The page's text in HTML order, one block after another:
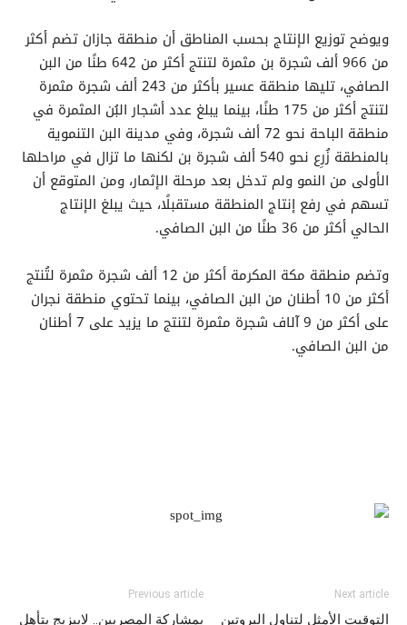
ويوضح توزيع الإنتاج بحسب المناطق أن منطقة جازان تضم أكثر
من 966 ألف شجرة بن مثمرة لتنتج أكثر من 642 طنًا من البن
الصافي، تليها منطقة عسير بأكثر من 243 ألف شجرة مثمرة
لتنتج أكثر من 175 طنًا، بينما يبلغ عدد أشجار البُن المثمرة في
منطقة الباحة نحو 72 ألف شجرة، وفي مدينة البن التنموية
بالمنطقة زُرِع نحو 540 ألف شجرة بن لكنها ما تزال في مراحلها
الأولى من النمو ولم تدخل بعد مرحلة الإثمار، ومن المتوقع أن
تسهم في رفع إنتاج المنطقة مستقبلًا، حيث يبلغ الإنتاج
الحالي أكثر من 36 طنًا من البن الصافي.
وتضم منطقة مكة المكرمة أكثر من 12 ألف شجرة مثمرة لتُنتج
أكثر من 10 أطنان من البن الصافي، بينما تحتوي منطقة نجران
على أكثر من 9 آلاف شجرة مثمرة لتنتج ما يزيد على 7 أطنان
من البن الصافي.
Previous article
بمشاركة المصريين.. لايبزيج يتأهل
Next article
التوقيت الأمثل لتناول البروتين